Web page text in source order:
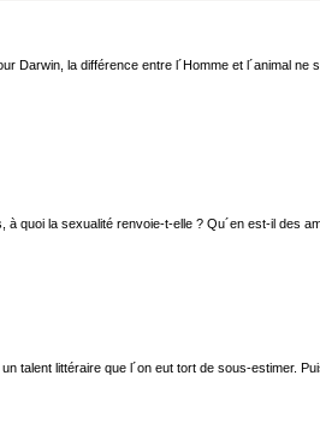
la différence entre l´Homme et l´animal ne
quoi la sexualité renvoie-t-elle ? Qu´en est-il des
littéraire que l´on eut tort de sous-estimer.